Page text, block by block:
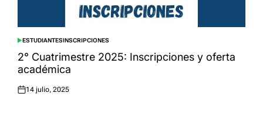
POSTED
IN
ESTUDIANTESINSCRIPCIONES
2° Cuatrimestre 2025: Inscripciones y oferta
académica
Posted
14 julio, 2025